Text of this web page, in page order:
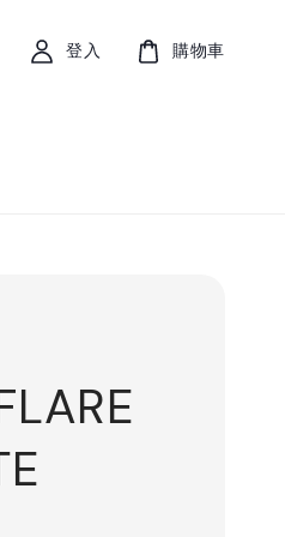
登入 購物車